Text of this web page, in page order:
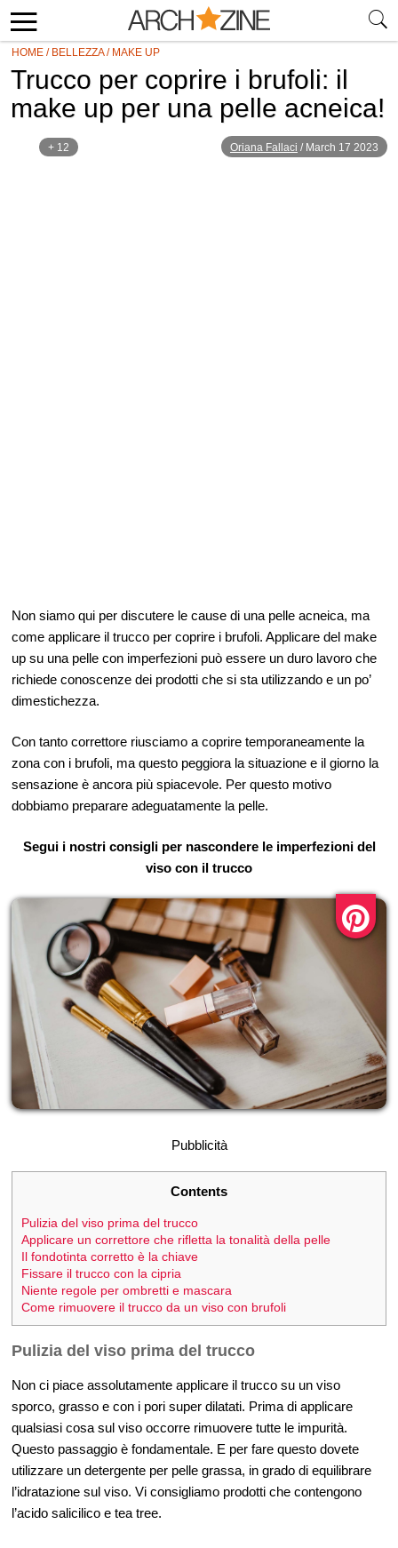
HOME / BELLEZZA/ MAKE UP
Trucco per coprire i brufoli: il
make up per una pelle acneica!
+ 12 Oriana Fallaci / March 17 2023
Non siamo qui per discutere le cause di una pelle acneica, ma
come applicare il trucco per coprire i brufoli. Applicare del make
up su una pelle con imperfezioni può essere un duro lavoro che
richiede conoscenze dei prodotti che si sta utilizzando e un po’
dimestichezza.
Con tanto correttore riusciamo a coprire temporaneamente la
zona con i brufoli, ma questo peggiora la situazione e il giorno la
sensazione è ancora più spiacevole. Per questo motivo
dobbiamo preparare adeguatamente la pelle.
Segui i nostri consigli per nascondere le imperfezioni del
viso con il trucco
Pubblicità
Contents
Pulizia del viso prima del trucco
Applicare un correttore che rifletta la tonalità della pelle
Il fondotinta corretto è la chiave
Fissare il trucco con la cipria
Niente regole per ombretti e mascara
Come rimuovere il trucco da un viso con brufoli
Pulizia del viso prima del trucco
Non ci piace assolutamente applicare il trucco su un viso
sporco, grasso e con i pori super dilatati. Prima di applicare
qualsiasi cosa sul viso occorre rimuovere tutte le impurità.
Questo passaggio è fondamentale. E per fare questo dovete
utilizzare un detergente per pelle grassa, in grado di equilibrare
l’idratazione sul viso. Vi consigliamo prodotti che contengono
l’acido salicilico e tea tree.